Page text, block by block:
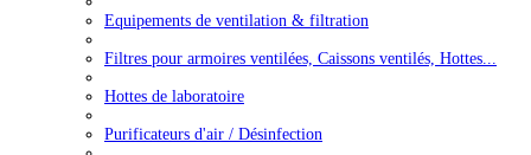
Equipements de ventilation & filtration
Filtres pour armoires ventilées, Caissons ventilés, Hottes...
Hottes de laboratoire
Purificateurs d'air / Désinfection